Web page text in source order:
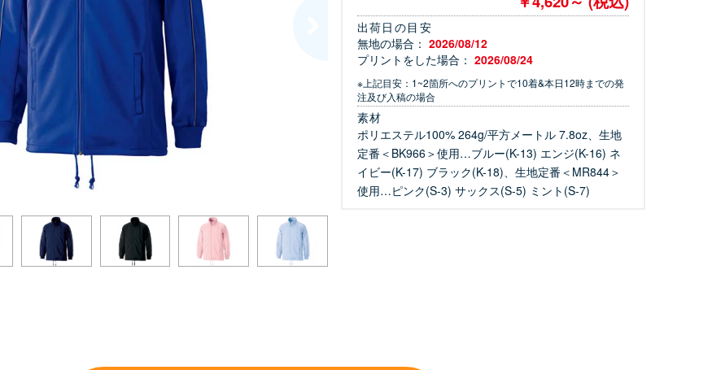
出荷日の目安
無地の場合： 2026/08/12
プリントをした場合： 2026/08/24
※上記目安：1~2箇所へのプリントで10着&本日12時までの発
注及び入稿の場合
素材
ポリエステル100% 264g/平方メートル 7.8oz、生地
定番＜BK966＞使用…ブルー(K-13) エンジ(K-16) ネ
イビー(K-17) ブラック(K-18)、生地定番＜MR844＞
使用…ピンク(S-3) サックス(S-5) ミント(S-7)